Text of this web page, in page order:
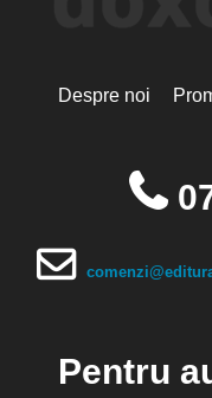
Despre noi
Pentru